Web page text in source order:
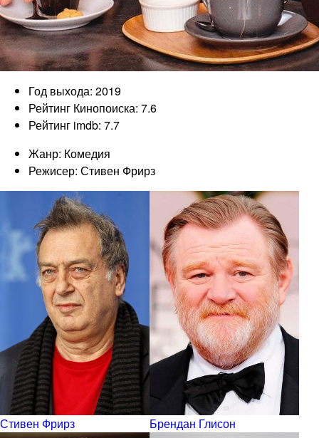
Год выхода: 2019
Рейтинг Кинопоиска: 7.6
Рейтинг imdb: 7.7
Жанр: Комедия
Режисер: Стивен Фрирз
Стивен Фрирз Брендан Глисон